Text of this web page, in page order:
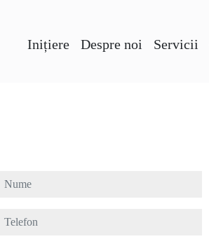
Inițiere Despre noi Servicii
Nume
Telefon